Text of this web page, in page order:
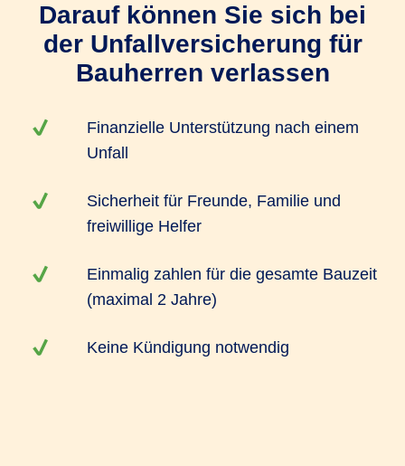
Darauf können Sie sich bei
der Unfallversicherung für
Bauherren verlassen
Finanzielle Unterstützung nach einem
Unfall
Sicherheit für Freunde, Familie und
freiwillige Helfer
Einmalig zahlen für die gesamte Bauzeit
(maximal 2 Jahre)
Keine Kündigung notwendig